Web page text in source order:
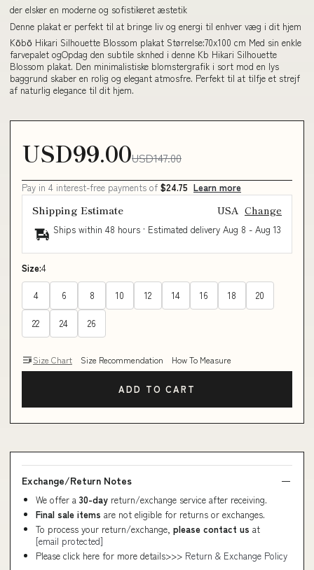
der elsker en moderne og sofistikeret æstetik
Denne plakat er perfekt til at bringe liv og energi til enhver væg i dit hjem
Kōbō Hikari Silhouette Blossom plakat Størrelse:70x100 cm Med sin enkle
farvepalet ogOpdag den subtile sknhed i denne Kb Hikari Silhouette
Blossom plakat. Den minimalistiske blomstergrafik i sort mod en lys
baggrund skaber en rolig og elegant atmosfre. Perfekt til at tilfje et strejf
af naturlig elegance til dit hjem.
USD99.00USD147.00
Pay in 4 interest-free payments of $24.75 Learn more
Shipping Estimate USA Change
Ships within 48 hours · Estimated delivery Aug 8 - Aug 13
Size:4
4 6 8 10 12 14 16 18 20
22 24 26
Size Chart Size Recommendation How To Measure
ADD TO CART
Exchange/Return Notes
We offer a 30-day return/exchange service after receiving.
Final sale items are not eligible for returns or exchanges.
To process your return/exchange, please contact us at
[email protected]
Please click here for more details>>> Return & Exchange Policy